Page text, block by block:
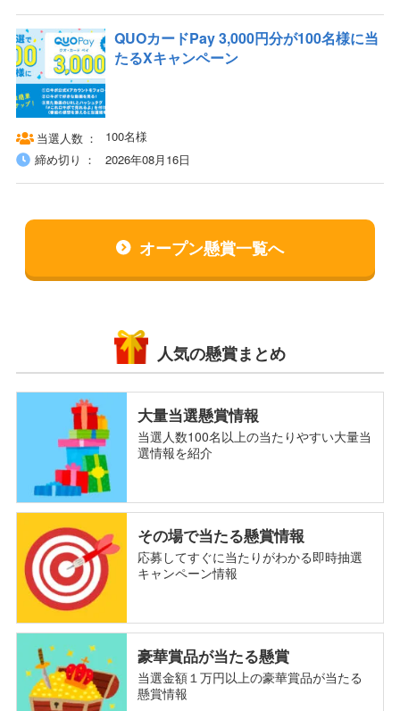
QUOカードPay 3,000円分が100名様に当
たるXキャンペーン
当選人数
100名様
締め切り
2026年08月16日
オープン懸賞一覧へ
人気の懸賞まとめ
大量当選懸賞情報
当選人数100名以上の当たりやすい大量当
選情報を紹介
その場で当たる懸賞情報
応募してすぐに当たりがわかる即時抽選
キャンペーン情報
豪華賞品が当たる懸賞
当選金額１万円以上の豪華賞品が当たる
懸賞情報